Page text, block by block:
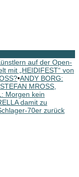
auf der Open-
mit „HEIDIFEST“ von
•ANDY BORG:
MROSS,
Morgen kein
damit zu
70er zurück